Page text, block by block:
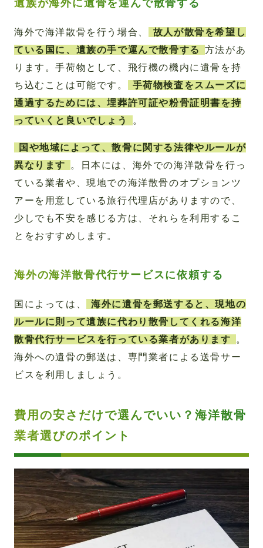
遺族が海外に遺骨を運んで散骨する
海外で海洋散骨を行う場合、
故人が散骨を希望し
ている国に、遺族の手で運んで散骨する
方法があ
ります。手荷物として、飛行機の機内に遺骨を持
ち込むことは可能です。
手荷物検査をスムーズに
通過するためには、埋葬許可証や粉骨証明書を持
っていくと良いでしょう
。
国や地域によって、散骨に関する法律やルールが
異なります
。日本には、海外での海洋散骨を行っ
ている業者や、現地での海洋散骨のオプションツ
アーを用意している旅行代理店がありますので、
少しでも不安を感じる方は、それらを利用するこ
とをおすすめします。
海外の海洋散骨代行サービスに依頼する
国によっては、
海外に遺骨を郵送すると、現地の
ルールに則って遺族に代わり散骨してくれる海洋
散骨代行サービスを行っている業者があります
。
海外への遺骨の郵送は、専門業者による送骨サー
ビスを利用しましょう。
費用の安さだけで選んでいい？海洋散骨
業者選びのポイント